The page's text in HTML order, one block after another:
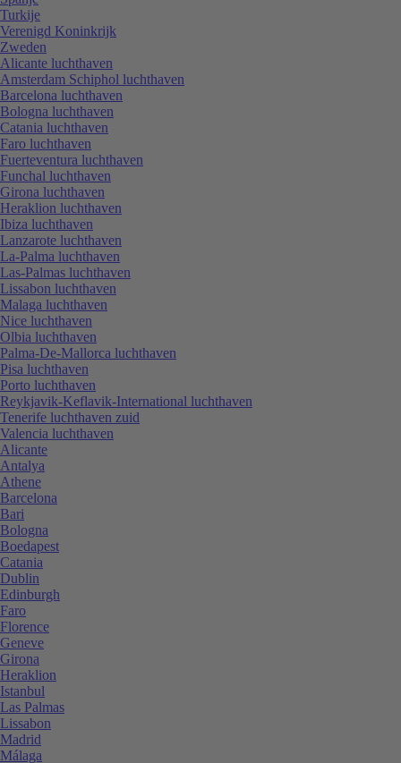
Turkije
Verenigd Koninkrijk
Zweden
Alicante luchthaven
Amsterdam Schiphol luchthaven
Barcelona luchthaven
Bologna luchthaven
Catania luchthaven
Faro luchthaven
Fuerteventura luchthaven
Funchal luchthaven
Girona luchthaven
Heraklion luchthaven
Ibiza luchthaven
Lanzarote luchthaven
La-Palma luchthaven
Las-Palmas luchthaven
Lissabon luchthaven
Malaga luchthaven
Nice luchthaven
Olbia luchthaven
Palma-De-Mallorca luchthaven
Pisa luchthaven
Porto luchthaven
Reykjavik-Keflavik-International luchthaven
Tenerife luchthaven zuid
Valencia luchthaven
Alicante
Antalya
Athene
Barcelona
Bari
Bologna
Boedapest
Catania
Dublin
Edinburgh
Faro
Florence
Geneve
Girona
Heraklion
Istanbul
Las Palmas
Lissabon
Madrid
Málaga